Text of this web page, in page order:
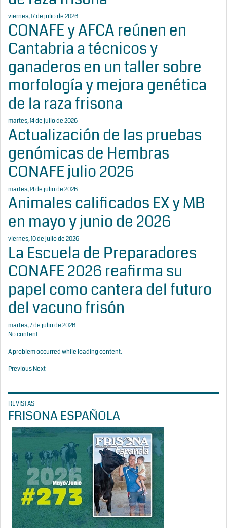
viernes, 17 de julio de 2026
CONAFE y AFCA reúnen en
Cantabria a técnicos y
ganaderos en un taller sobre
morfología y mejora genética
de la raza frisona
martes, 14 de julio de 2026
Actualización de las pruebas
genómicas de Hembras
CONAFE julio 2026
martes, 14 de julio de 2026
Animales calificados EX y MB
en mayo y junio de 2026
viernes, 10 de julio de 2026
La Escuela de Preparadores
CONAFE 2026 reafirma su
papel como cantera del futuro
del vacuno frisón
martes, 7 de julio de 2026
No content
A problem occurred while loading content.
PreviousNext
REVISTAS
FRISONA ESPAÑOLA